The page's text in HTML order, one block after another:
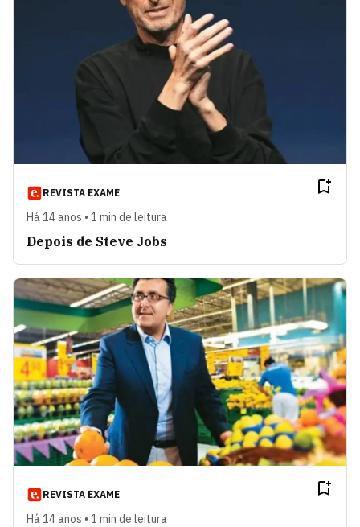
REVISTA EXAME
Há 14 anos • 1 min de leitura
Depois de Steve Jobs
REVISTA EXAME
Há 14 anos • 1 min de leitura